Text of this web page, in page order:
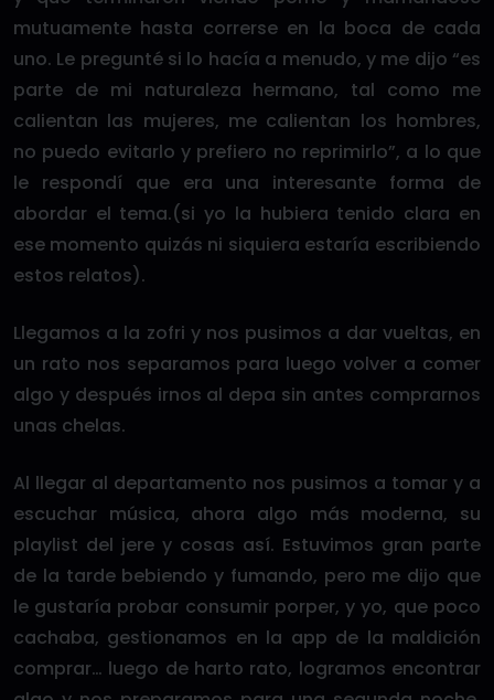
mutuamente hasta correrse en la boca de cada
uno. Le pregunté si lo hacía a menudo, y me dijo “es
parte de mi naturaleza hermano, tal como me
calientan las mujeres, me calientan los hombres,
no puedo evitarlo y prefiero no reprimirlo”, a lo que
le respondí que era una interesante forma de
abordar el tema.(si yo la hubiera tenido clara en
ese momento quizás ni siquiera estaría escribiendo
estos relatos).
Llegamos a la zofri y nos pusimos a dar vueltas, en
un rato nos separamos para luego volver a comer
algo y después irnos al depa sin antes comprarnos
unas chelas.
Al llegar al departamento nos pusimos a tomar y a
escuchar música, ahora algo más moderna, su
playlist del jere y cosas así. Estuvimos gran parte
de la tarde bebiendo y fumando, pero me dijo que
le gustaría probar consumir porper, y yo, que poco
cachaba, gestionamos en la app de la maldición
comprar… luego de harto rato, logramos encontrar